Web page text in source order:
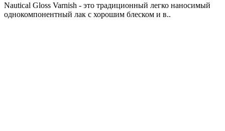
Nautical Gloss Varnish - это традиционный легко наносимый
однокомпонентный лак с хорошим блеском и в..